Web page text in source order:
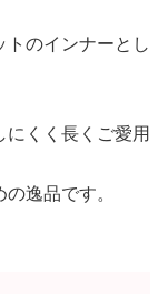
のインナーとし
くく長くご愛用
逸品です。